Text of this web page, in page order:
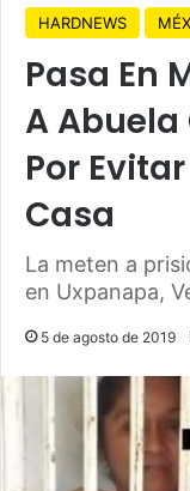
HARDNEWS
Pasa En
A Abuela
Por
Casa
La meten a
en Uxpanapa,
5 de agosto de 2019